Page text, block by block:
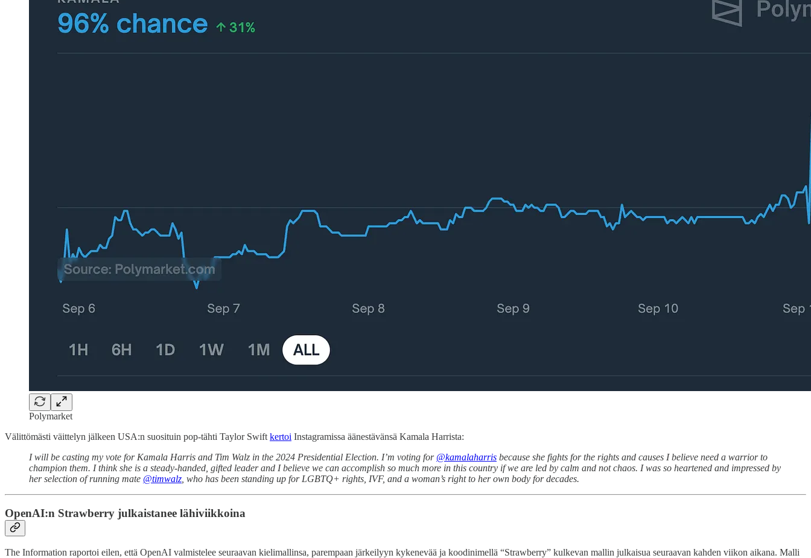
Polymarket
Välittömästi väittelyn jälkeen USA:n suosituin pop-tähti Taylor Swift kertoi Instagramissa äänestävänsä Kamala Harrista:
I will be casting my vote for Kamala Harris and Tim Walz in the 2024 Presidential Election. I’m voting for @kamalaharris because she fights for the rights and causes I believe need a warrior to
champion them. I think she is a steady-handed, gifted leader and I believe we can accomplish so much more in this country if we are led by calm and not chaos. I was so heartened and impressed by
her selection of running mate @timwalz , who has been standing up for LGBTQ+ rights, IVF, and a woman’s right to her own body for decades.
OpenAI:n Strawberry julkaistanee lähiviikkoina
The Information raportoi eilen, että OpenAI valmistelee seuraavan kielimallinsa, parempaan järkeilyyn kykenevää ja koodinimellä “Strawberry” kulkevan mallin julkaisua seuraavan kahden viikon aikana. Malli